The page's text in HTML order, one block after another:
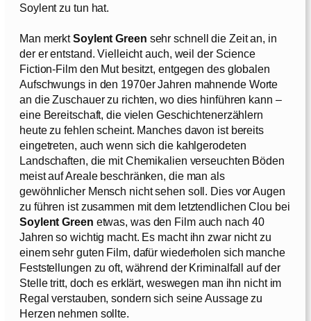
Soylent zu tun hat.
Man merktSoylent Green sehr schnell die Zeit an, in
der er entstand. Vielleicht auch, weil der Science
Fiction-Film den Mut besitzt, entgegen des globalen
Aufschwungs in den 1970er Jahren mahnende Worte
an die Zuschauer zu richten, wo dies hinführen kann –
eine Bereitschaft, die vielen Geschichtenerzählern
heute zu fehlen scheint. Manches davon ist bereits
eingetreten, auch wenn sich die kahlgerodeten
Landschaften, die mit Chemikalien verseuchten Böden
meist auf Areale beschränken, die man als
gewöhnlicher Mensch nicht sehen soll. Dies vor Augen
zu führen ist zusammen mit dem letztendlichen Clou bei
Soylent Green etwas, was den Film auch nach 40
Jahren so wichtig macht. Es macht ihn zwar nicht zu
einem sehr guten Film, dafür wiederholen sich manche
Feststellungen zu oft, während der Kriminalfall auf der
Stelle tritt, doch es erklärt, weswegen man ihn nicht im
Regal verstauben, sondern sich seine Aussage zu
Herzen nehmen sollte.